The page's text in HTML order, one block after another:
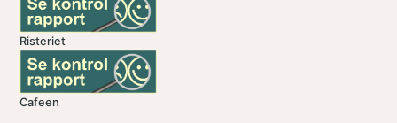
Risteriet
Cafeen